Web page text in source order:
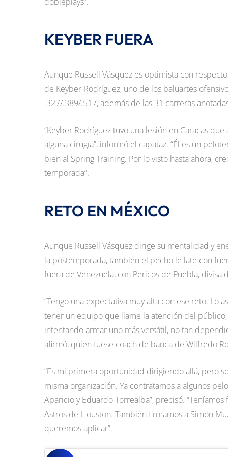
KEYBER FUERA
Aunque Russell Vásquez es optimista con
de Keyber Rodríguez, uno de los baluartes
.327/.389/.517, además de las 31 carreras
“Keyber Rodríguez tuvo una lesión en Caracas
alguna cirugía”, informó el capataz. “Él es un
bien al Spring Training. Por lo visto hasta ahora,
temporada”.
RETO EN MÉXICO
Aunque Russell Vásquez dirige su mentalidad y
la postemporada, también el pecho le late con
fuera de Venezuela, con Pericos de Puebla, divisa
“Tengo una expectativa muy alta con ese reto. Lo
tener un equipo que llame la atención del
intentando armar uno más versátil, no tan
afirmó, quien fuese coach de banca de Wilfredo
“Es mi primera oportunidad dirigiendo allá, pero
misma organización. Ya contratamos a algunos
Aparicio y Eduardo Torrealba”, precisó.
Astros de Houston. También firmamos a Simón
queremos aplicar”.